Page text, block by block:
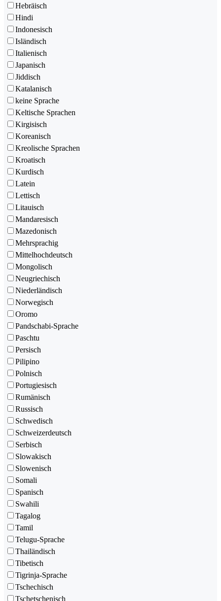
Hebräisch
Hindi
Indonesisch
Isländisch
Italienisch
Japanisch
Jiddisch
Katalanisch
keine Sprache
Keltische Sprachen
Kirgisisch
Koreanisch
Kreolische Sprachen
Kroatisch
Kurdisch
Latein
Lettisch
Litauisch
Mandaresisch
Mazedonisch
Mehrsprachig
Mittelhochdeutsch
Mongolisch
Neugriechisch
Niederländisch
Norwegisch
Oromo
Pandschabi-Sprache
Paschtu
Persisch
Pilipino
Polnisch
Portugiesisch
Rumänisch
Russisch
Schwedisch
Schweizerdeutsch
Serbisch
Slowakisch
Slowenisch
Somali
Spanisch
Swahili
Tagalog
Tamil
Telugu-Sprache
Thailändisch
Tibetisch
Tigrinja-Sprache
Tschechisch
Tschetschenisch